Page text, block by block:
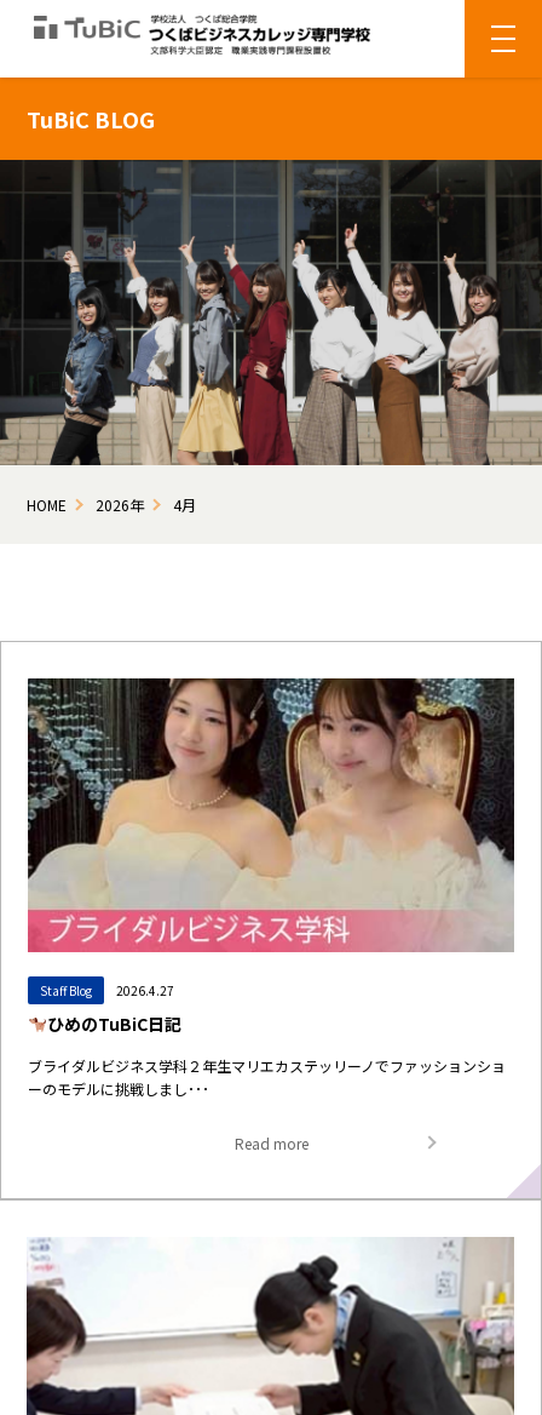
TuBiC BLOG
HOME 2026年 4月
Staff Blog 2026.4.27
ひめのTuBiC日記
ブライダルビジネス学科２年生マリエカステッリーノでファッションショ
ーのモデルに挑戦しまし･･･
Read more